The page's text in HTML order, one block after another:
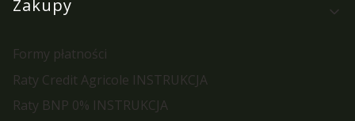
Zakupy
Formy płatności
Raty Credit Agricole INSTRUKCJA
Raty BNP 0% INSTRUKCJA